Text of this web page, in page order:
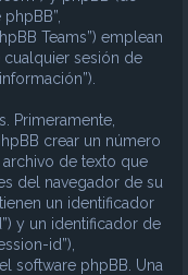
Teams”) emplean
sesión de
Primeramente,
crear un número
de texto que
del navegador de su
un identificador
y un identificador de
id”),
software phpBB. Una